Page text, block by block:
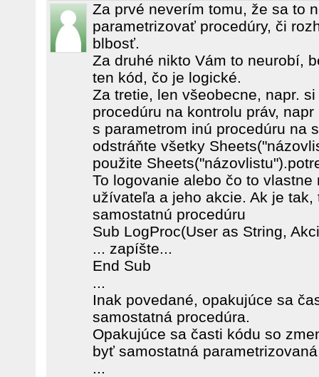
Za prvé neverím tomu, že sa to
parametrizovať procedúry, či
blbosť.
Za druhé nikto Vám to neurobí,
ten kód, čo je logické.
Za tretie, len všeobecne, napr.
procedúru na kontrolu práv,
s parametrom inú procedúru na
odstráňte všetky
použite
To logovanie alebo čo to
užívateľa a jeho akcie. Ak je
samostatnú procedúru
Sub LogProc(User as String,
... zapíšte...
End Sub
...
Inak povedané, opakujúce sa
samostatná procedúra.
Opakujúce sa časti kódu so
byť samostatná
...